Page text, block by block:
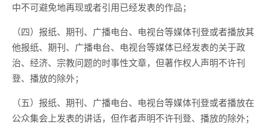
中不可避免地再现或者引用已经发表的作品；
（四）报纸、期刊、广播电台、电视台等媒体刊登或者播放其
他报纸、期刊、广播电台、电视台等媒体已经发表的关于政
治、经济、宗教问题的时事性文章，但著作权人声明不许刊
登、播放的除外；
（五）报纸、期刊、广播电台、电视台等媒体刊登或者播放在
公众集会上发表的讲话，但作者声明不许刊登、播放的除外；